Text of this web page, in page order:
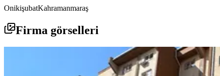
OnikişubatKahramanmaraş
Firma görselleri